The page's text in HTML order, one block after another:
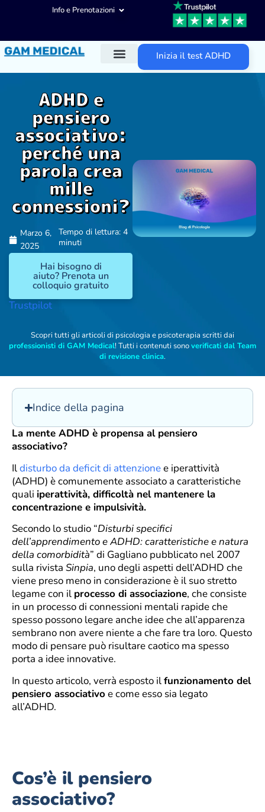
Info e Prenotazioni
Inizia il test ADHD
ADHD e
pensiero
associativo:
perché una
parola crea
mille
connessioni?
Marzo 6,
2025
Tempo di lettura: 4
minuti
Hai bisogno di
aiuto? Prenota un
colloquio gratuito
Trustpilot
Scopri tutti gli articoli di psicologia e psicoterapia scritti dai
professionisti di GAM Medical! Tutti i contenuti sonoverificati dal Team
di revisione clinica.
Indice della pagina
La mente ADHD è propensa al pensiero
associativo?
Ildisturbo da deficit di attenzionee iperattività
(ADHD) è comunemente associato a caratteristiche
quali iperattività, difficoltà nel mantenere la
concentrazione e impulsività.
Secondo lo studio “Disturbi specifici
dell’apprendimento e ADHD: caratteristiche e natura
della comorbidità” di Gagliano pubblicato nel 2007
sulla rivista Sinpia, uno degli aspetti dell’ADHD che
viene preso meno in considerazione è il suo stretto
legame con il processo di associazione, che consiste
in un processo di connessioni mentali rapide che
spesso possono legare anche idee che all’apparenza
sembrano non avere niente a che fare tra loro. Questo
modo di pensare può risultare caotico ma spesso
porta a idee innovative.
In questo articolo, verrà esposto ilfunzionamento del
pensiero associativoe come esso sia legato
all’ADHD.
Cos’è il pensiero
associativo?